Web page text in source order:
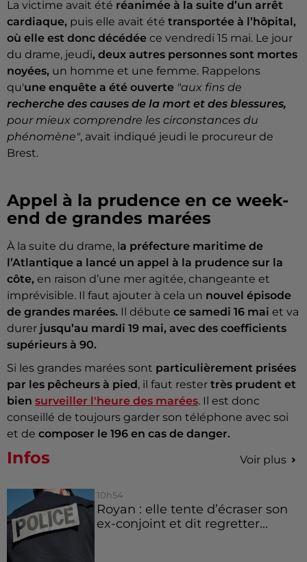
La victime avait été réanimée à la suite d’un arrêt
cardiaque, puis elle avait été transportée à l’hôpital,
où elle est donc décédée ce vendredi 15 mai. Le jour
du drame, jeudi, deux autres personnes sont mortes
noyées, un homme et une femme. Rappelons
qu'une enquête a été ouverte "aux fins de
recherche des causes de la mort et des blessures,
pour mieux comprendre les circonstances du
phénomène", avait indiqué jeudi le procureur de
Brest.
Appel à la prudence en ce week-
end de grandes marées
À la suite du drame, l a préfecture maritime de
l’Atlantique a lancé un appel à la prudence sur la
côte, en raison d’une mer agitée, changeante et
imprévisible. Il faut ajouter à cela un nouvel épisode
de grandes marées. Il débute ce samedi 16 mai et va
durer jusqu’au mardi 19 mai, avec des coefficients
supérieurs à 90.
Si les grandes marées sont particulièrement prisées
par les pêcheurs à pied , il faut rester très prudent et
bien surveiller l'heure des marées. Il est donc
conseillé de toujours garder son téléphone avec soi
et de composer le 196 en cas de danger.
Infos Voir plus
10h54
Royan : elle tente d’écraser son
ex-conjoint et dit regretter...